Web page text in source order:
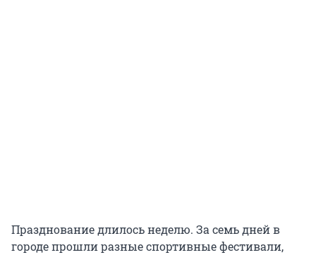
Празднование длилось неделю. За семь дней в
городе прошли разные спортивные фестивали,